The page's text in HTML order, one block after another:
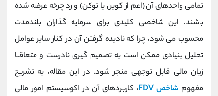
تمامی واحدهای آن (اعم از کوین یا توکن) وارد چرخه عرضه شده
باشند. این شاخصی کلیدی برای سرمایه‌ گذاران بلندمدت
محسوب می ‌شود، چرا که نادیده گرفتن آن در کنار سایر عوامل
تحلیل بنیادی ممکن است به تصمیم‌ گیری نادرست و متعاقبا
زیان مالی قابل توجهی منجر شود. در این مقاله، به تشریح
مفهوم شاخص FDV
، کاربردهای آن در اکوسیستم امور مالی
اینستاگرام @alireza.mehrabii
کانال تلگرام @alirezamehrabi_com
@alirezamehrabi_official